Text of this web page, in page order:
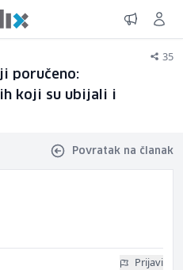
35
poručeno:
koji su ubijali i
Povratak na članak
Prijavi